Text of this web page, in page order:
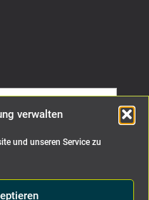
verwalten
und unseren Service zu
Richtlinien